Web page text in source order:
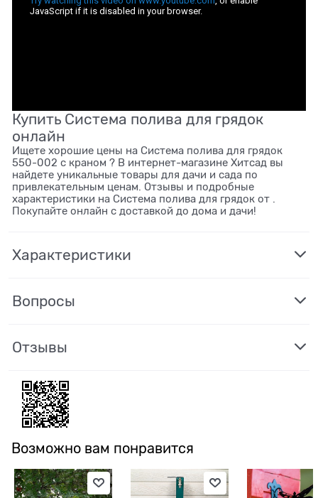
Купить Система полива для грядок
онлайн
Ищете хорошие цены на Система полива для грядок
550-002 с краном ? В интернет-магазине Хитсад вы
найдете уникальные товары для дачи и сада по
привлекательным ценам. Отзывы и подробные
характеристики на Система полива для грядок от .
Покупайте онлайн с доставкой до дома и дачи!
Характеристики
Вопросы
Отзывы
Возможно вам понравится